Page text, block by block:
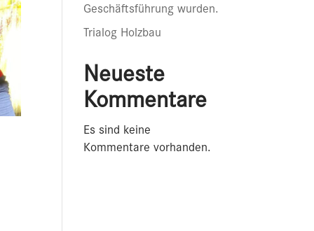
Geschäftsführung wurden.
Trialog Holzbau
Neueste
Kommentare
Es sind keine
Kommentare vorhanden.